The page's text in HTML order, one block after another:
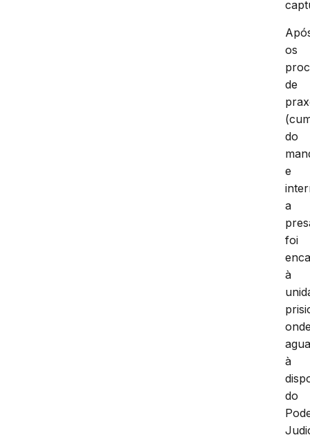
os
de
do
e
a
foi
à
à
do